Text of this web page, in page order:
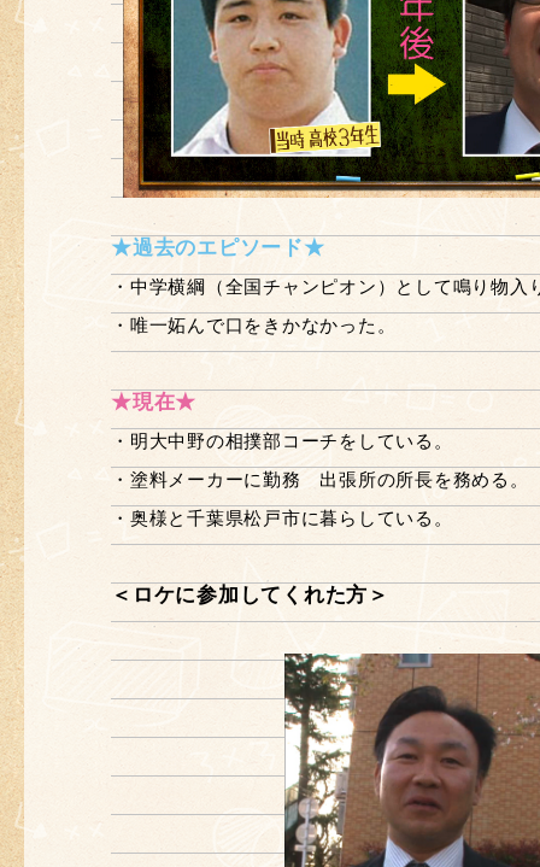
★過去のエピソード★
・中学横綱（全国チャンピオン）として鳴り物入
・唯一妬んで口をきかなかった。
★現在★
・明大中野の相撲部コーチをしている。
・塗料メーカーに勤務 出張所の所長を務める。
・奥様と千葉県松戸市に暮らしている。
＜ロケに参加してくれた方＞